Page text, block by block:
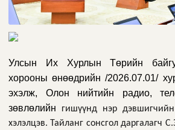
Улсын Их Хурлын Төрийн
хорооны өнөөдрийн /2026.07.01/
эхэлж, Олон нийтийн радио,
зөвлөлийн гишүүнд нэр
хэлэлцэв. Тайланг сонсгол даргалагч